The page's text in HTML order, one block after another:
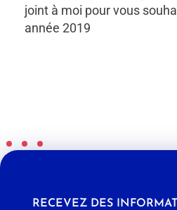
joint à moi pour vous
année 2019
RECEVEZ DES